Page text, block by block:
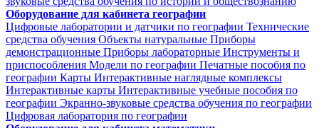
Оборудование для кабинета географии
Цифровые лаборатории и датчики по географии Технические
средства обучения Объекты натуральные Приборы
демонстрационные Приборы лабораторные Инструменты и
приспособления Модели по географии Печатные пособия по
географии Карты Интерактивные наглядные комплексы
Интерактивные карты Интерактивные учебные пособия по
географии Экранно-звуковые средства обучения по географии
Цифровая лаборатория по географии